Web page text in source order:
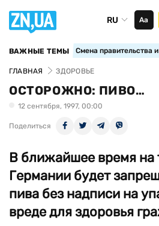
RU Аа
ВАЖНЫЕ ТЕМЫ Смена правительства
ГЛАВНАЯ ЗДОРОВЬЕ
ОСТОРОЖНО: ПИВО…
12 сентября, 1997, 00:00
Поделиться
В ближайшее время на
Германии будет
пива без надписи на
вреде для здоровья